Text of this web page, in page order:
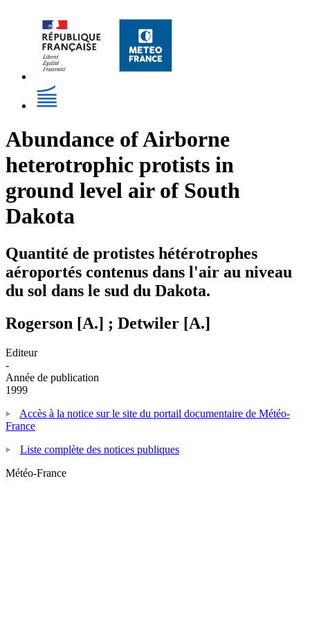
Abundance of Airborne
heterotrophic protists in
ground level air of South
Dakota
Quantité de protistes hétérotrophes
aéroportés contenus dans l'air au niveau
du sol dans le sud du Dakota.
Rogerson [A.] ; Detwiler [A.]
Editeur
-
Année de publication
1999
Accès à la notice sur le site du portail documentaire de Météo-
France
Liste complète des notices publiques
Météo-France